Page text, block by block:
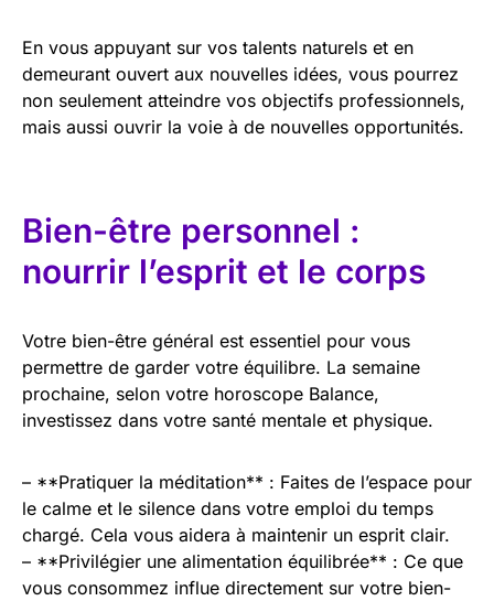
En vous appuyant sur vos talents naturels et en
demeurant ouvert aux nouvelles idées, vous pourrez
non seulement atteindre vos objectifs professionnels,
mais aussi ouvrir la voie à de nouvelles opportunités.
Bien-être personnel :
nourrir l’esprit et le corps
Votre bien-être général est essentiel pour vous
permettre de garder votre équilibre. La semaine
prochaine, selon votre horoscope Balance,
investissez dans votre santé mentale et physique.
– **Pratiquer la méditation** : Faites de l’espace pour
le calme et le silence dans votre emploi du temps
chargé. Cela vous aidera à maintenir un esprit clair.
– **Privilégier une alimentation équilibrée** : Ce que
vous consommez influe directement sur votre bien-